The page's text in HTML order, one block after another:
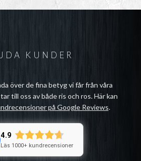
KUNDER
över de fina betyg vi får från våra
till oss av både ris och ros. Här kan
på Google Reviews.
4.9
Läs 1000+ kundrecensioner